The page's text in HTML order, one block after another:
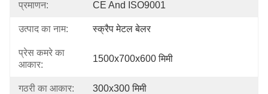
प्रमाणन: CE And ISO9001
उत्पाद का नाम: स्क्रैप मेटल बेलर
प्रेस कमरे का
आकार:
1500x700x600 मिमी
गठरी का आकार: 300x300 मिमी